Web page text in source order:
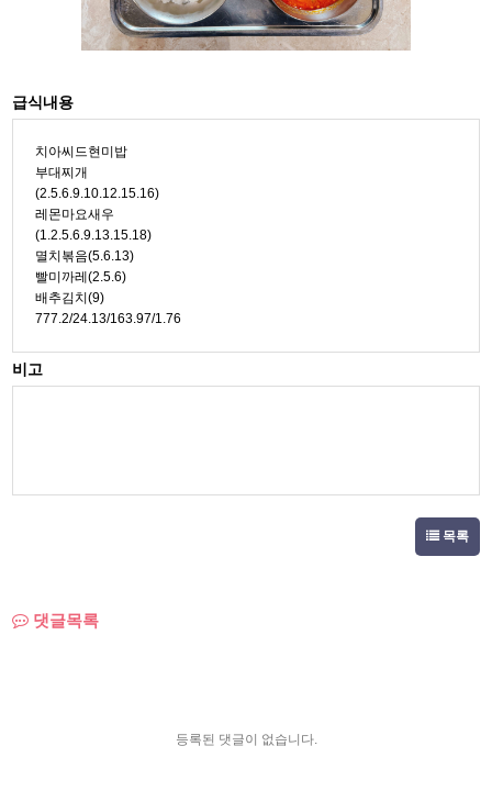
급식내용
치아씨드현미밥
부대찌개
(2.5.6.9.10.12.15.16)
레몬마요새우
(1.2.5.6.9.13.15.18)
멸치볶음(5.6.13)
빨미까레(2.5.6)
배추김치(9)
777.2/24.13/163.97/1.76
비고
목록
댓글목록
등록된 댓글이 없습니다.